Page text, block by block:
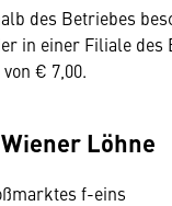
des Betriebes
in einer Filiale
€ 7,00.
Löhne
f-eins